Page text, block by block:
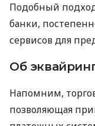
Подобный
банки,
сервисов для
Об
Напомним,
позволяющая